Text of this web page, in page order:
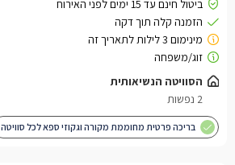
הסוויטה הנשיאותית
2 נפשות
בריכה פרטית מחוממת מקורה וגקוזי ספא לכל סוויטה